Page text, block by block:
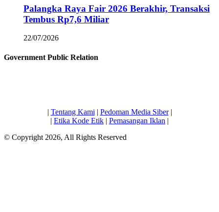
Palangka Raya Fair 2026 Berakhir, Transaksi
Tembus Rp7,6 Miliar
22/07/2026
Government Public Relation
| Tentang Kami | Pedoman Media Siber|
| Etika Kode Etik | Pemasangan Iklan |
© Copyright 2026, All Rights Reserved